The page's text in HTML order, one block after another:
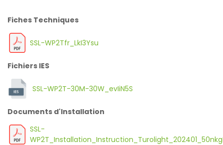
Fiches Techniques
SSL-WP2Tfr_LkI3Ysu
Fichiers IES
SSL-WP2T-30M-30W_evIiN5S
Documents d'Installation
SSL-